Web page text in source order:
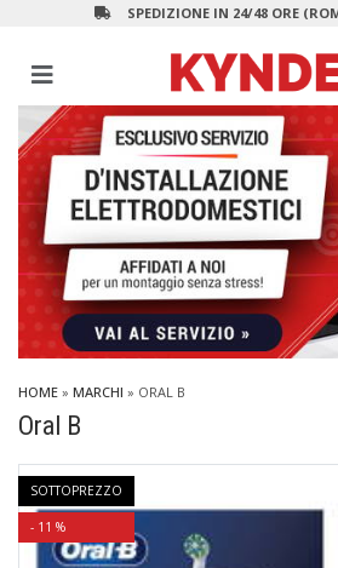
SPEDIZIONE IN 24/48 ORE
HOME » MARCHI » ORAL B
Oral B
SOTTOPREZZO
- 11 %